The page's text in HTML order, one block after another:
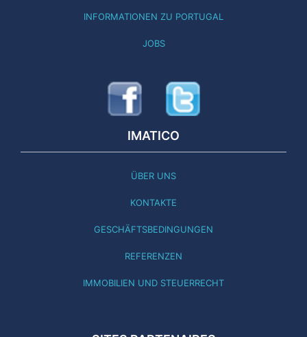
INFORMATIONEN ZU PORTUGAL
JOBS
IMATICO
ÜBER UNS
KONTAKTE
GESCHÄFTSBEDINGUNGEN
REFERENZEN
IMMOBILIEN UND STEUERRECHT